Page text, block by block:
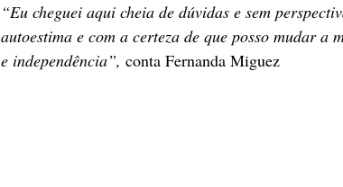
“Eu cheguei aqui cheia de dúvidas e sem
autoestima e com a certeza de que posso mudar
e independência”, conta Fernanda Miguez